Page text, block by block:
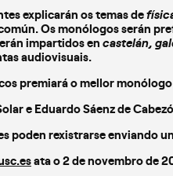
explicarán os temas de
Os monólogos serán
impartidos encastelán,
audiovisuais.
premiará o mellor
e Eduardo Sáenz de
poden rexistrarse enviando
ata o 2 de novembro de